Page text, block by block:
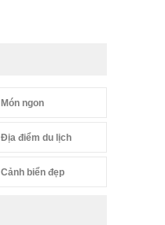
Món ngon
Địa điểm du lịch
Cảnh biển đẹp